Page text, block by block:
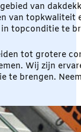
van
van topkwaliteit
topconditie te
tot grotere
Wij zijn
te brengen.